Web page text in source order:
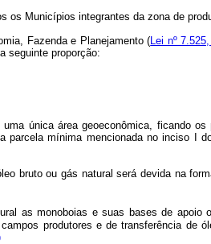
os Municípios integrantes da zona de
Fazenda e Planejamento (Lei nº
seguinte proporção:
única área geoeconômica, ficando os
mínima mencionada no inciso I
bruto ou gás natural será devida na
as monoboias e suas bases de apoio
produtores e de transferência de